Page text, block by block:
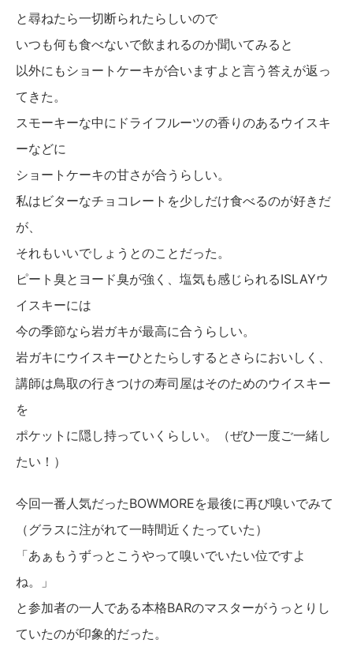
と尋ねたら一切断られたらしいので
いつも何も食べないで飲まれるのか聞いてみると
以外にもショートケーキが合いますよと言う答えが返っ
てきた。
スモーキーな中にドライフルーツの香りのあるウイスキ
ーなどに
ショートケーキの甘さが合うらしい。
私はビターなチョコレートを少しだけ食べるのが好きだ
が、
それもいいでしょうとのことだった。
ピート臭とヨード臭が強く、塩気も感じられるISLAYウ
イスキーには
今の季節なら岩ガキが最高に合うらしい。
岩ガキにウイスキーひとたらしするとさらにおいしく、
講師は鳥取の行きつけの寿司屋はそのためのウイスキー
を
ポケットに隠し持っていくらしい。（ぜひ一度ご一緒し
たい！）
今回一番人気だったBOWMOREを最後に再び嗅いでみて
（グラスに注がれて一時間近くたっていた）
「あぁもうずっとこうやって嗅いでいたい位ですよ
ね。」
と参加者の一人である本格BARのマスターがうっとりし
ていたのが印象的だった。